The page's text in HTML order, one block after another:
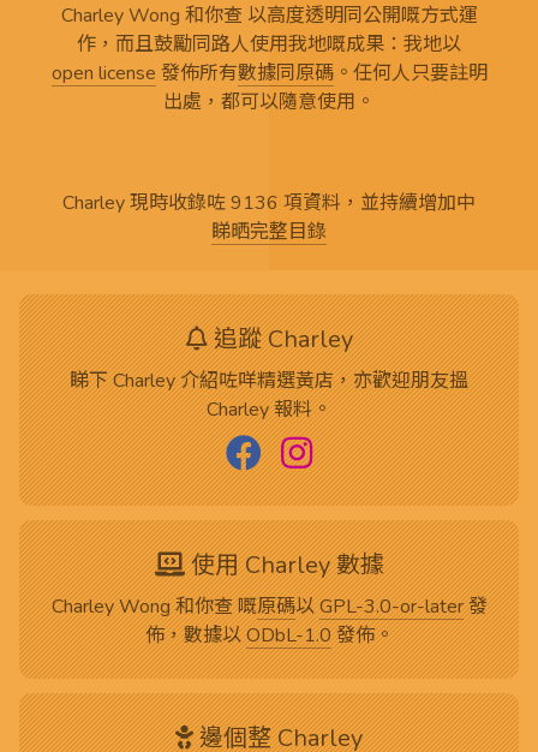
Charley Wong 和你查 以高度透明同公開嘅方式運
作，而且鼓勵同路人使用我地嘅成果：我地以
open license 發佈所有數據同原碼。任何人只要註明
出處，都可以隨意使用。
Charley 現時收錄咗 9136 項資料，並持續增加中
睇晒完整目錄
追蹤 Charley
睇下 Charley 介紹咗咩精選黃店，亦歡迎朋友搵
Charley 報料。
使用 Charley 數據
Charley Wong 和你查 嘅原碼以GPL-3.0-or-later發
佈，數據以ODbL-1.0發佈。
邊個整 Charley